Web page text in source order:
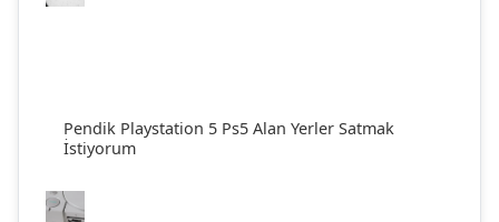
Pendik Playstation 5 Ps5 Alan Yerler Satmak
İstiyorum